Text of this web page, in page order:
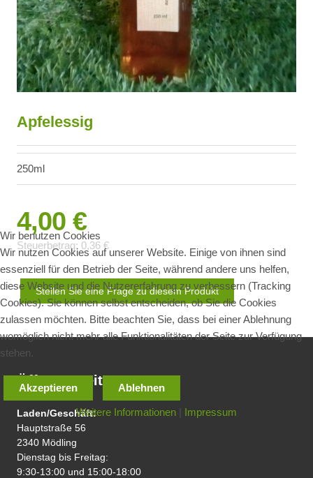
Apfelessig
250ml
4,00 €
Steuerbetrag: 0,36 €
Stellen Sie eine Frage zu diesem Produkt
Öffnungszeiten
Laden/Geschäft:
Hauptstraße 56
2340 Mödling
Dienstag bis Freitag:
9:30-13:00 und 15:00-18:00
Wir benutzen Cookies
Wir nutzen Cookies auf unserer Website. Einige von ihnen sind
essenziell für den Betrieb der Seite, während andere uns helfen,
diese Website und die Nutzererfahrung zu verbessern (Tracking
Cookies). Sie können selbst entscheiden, ob Sie die Cookies
zulassen möchten. Bitte beachten Sie, dass bei einer Ablehnung
womöglich nicht mehr alle Funktionalitäten der Seite zur Verfügung
stehen.
Akzeptieren Ablehnen
Weitere Informationen Impressum